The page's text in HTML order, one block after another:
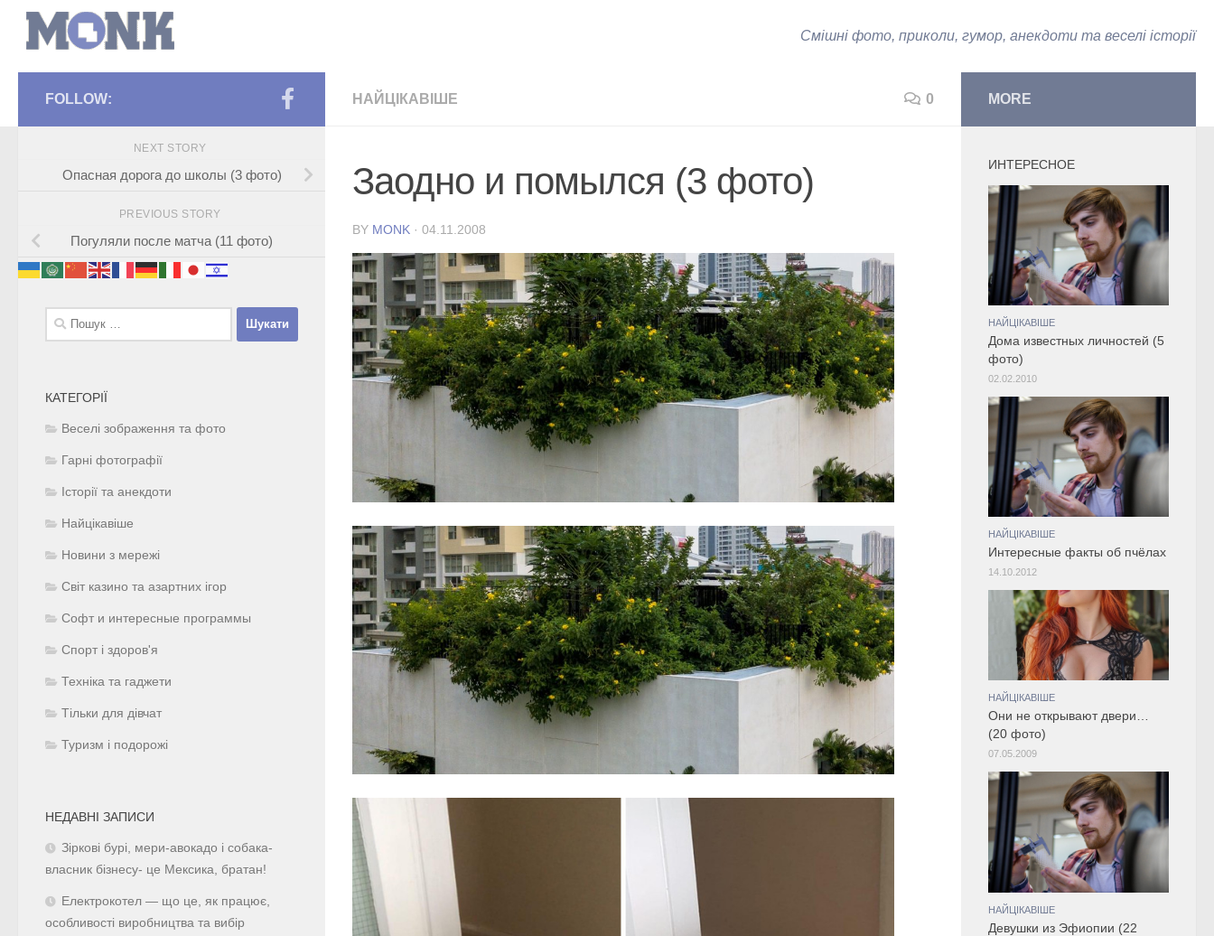
Смішні фото, приколи, гумор, анекдоти та веселі історії
НАЙЦІКАВІШЕ 0
Заодно и помылся (3 фото)
BY MONK · 04.11.2008
FOLLOW:
NEXT STORY
Опасная дорога до школы (3 фото)
PREVIOUS STORY
Погуляли после матча (11 фото)
Пошук:
КАТЕГОРІЇ
Веселі зображення та фото
Гарні фотографії
Історії та анекдоти
Найцікавіше
Новини з мережі
Світ казино та азартних ігор
Софт и интересные программы
Спорт і здоров'я
Техніка та гаджети
Тільки для дівчат
Туризм і подорожі
НЕДАВНІ ЗАПИСИ
Зіркові бурі, мери-авокадо і собака-
власник бізнесу- це Мексика, братан!
Електрокотел — що це, як працює,
особливості виробництва та вибір
MORE
ИНТЕРЕСНОЕ
НАЙЦІКАВІШЕ
Дома известных личностей (5
фото)
02.02.2010
НАЙЦІКАВІШЕ
Интересные факты об пчёлах
14.10.2012
НАЙЦІКАВІШЕ
Они не открывают двери…
(20 фото)
07.05.2009
НАЙЦІКАВІШЕ
Девушки из Эфиопии (22